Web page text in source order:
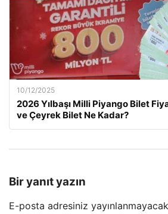
10/12/2025
2026 Yılbaşı Milli Piyango Bilet
ve Çeyrek Bilet Ne Kadar?
Bir yanıt yazın
E-posta adresiniz